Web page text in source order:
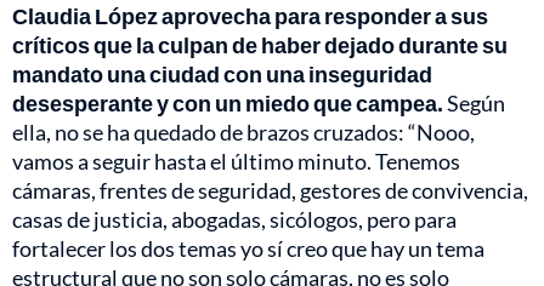
Claudia López aprovecha para responder a sus
críticos que la culpan de haber dejado durante su
mandato una ciudad con una inseguridad
desesperante y con un miedo que campea.Según
ella, no se ha quedado de brazos cruzados: “Nooo,
vamos a seguir hasta el último minuto. Tenemos
cámaras, frentes de seguridad, gestores de convivencia,
casas de justicia, abogadas, sicólogos, pero para
fortalecer los dos temas yo sí creo que hay un tema
estructural que no son solo cámaras, no es solo